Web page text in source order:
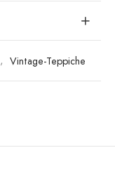
, Vintage-Teppiche